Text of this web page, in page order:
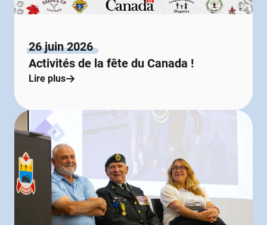
26 juin 2026
Activités de la fête du Canada !
Lire plus